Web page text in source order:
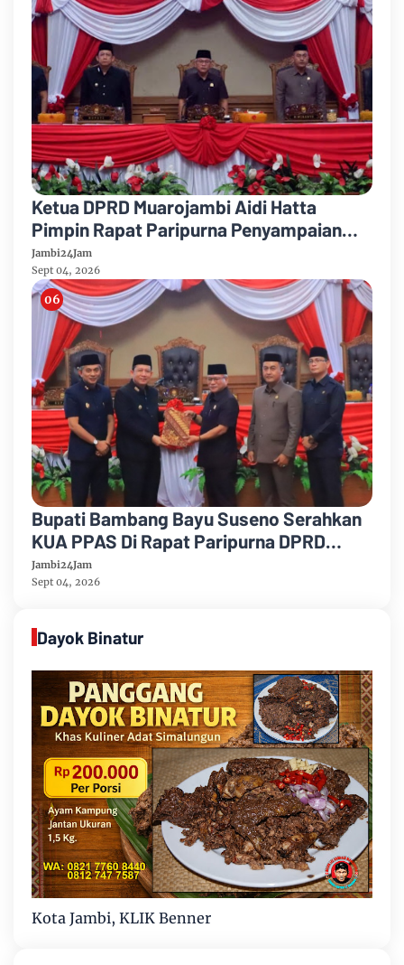
Ketua DPRD Muarojambi Aidi Hatta
Pimpin Rapat Paripurna Penyampaian
Rancangan Perubahan KUA-PPAS Tahun
Anggaran 2026
Jambi24Jam
Sept 04, 2026
Bupati Bambang Bayu Suseno Serahkan
KUA PPAS Di Rapat Paripurna DPRD
Muarojambi
Jambi24Jam
Sept 04, 2026
Dayok Binatur
Kota Jambi, KLIK Benner